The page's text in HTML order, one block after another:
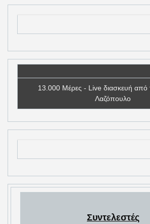
13.000 Μέρες - Live διασκευή από
Λαζόπουλο
Συντελεστές